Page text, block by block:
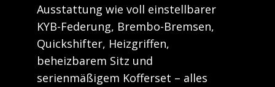
Ausstattung wie voll einstellbarer
KYB-Federung, Brembo-Bremsen,
Quickshifter, Heizgriffen,
beheizbarem Sitz und
serienmäßigem Kofferset – alles